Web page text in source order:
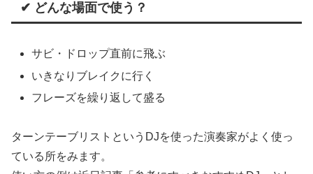
✔ どんな場面で使う？
サビ・ドロップ直前に飛ぶ
いきなりブレイクに行く
フレーズを繰り返して盛る
ターンテーブリストというDJを使った演奏家がよく使っ
ている所をみます。